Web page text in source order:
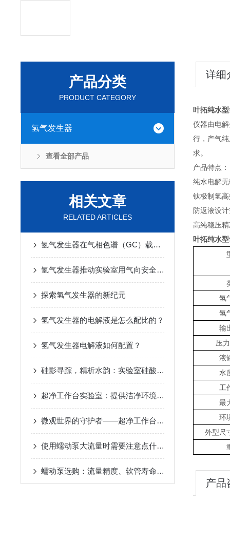
产品分类
PRODUCT CATEGORY
氢气发生器
查看全部产品
相关文章
RELATED ARTICLES
氢气发生器在气相色谱（GC）载气与检测器气源中的核心作用
氢气发生器推动实验室用气向安全化发展
探索氢气发生器的新纪元
氢气发生器的电解液是怎么配比的？
氢气发生器电解液如何配置？
硅影寻踪，精析水韵：实验室硅酸根测定仪的创新之路
超净工作台实验室：提供洁净环境的高效科研平台
微观世界的守护者——超净工作台在现代实验室的革新应用
使用蠕动泵大流量时需要注意点什么？
蠕动泵选购：流量精度、软管寿命的关键考量
详细
叶拓纯水
仪器由电
行，产气
求。
产品特点：
纯水电解
钛极制氢
防返液设
高纯稳压
叶拓纯水
氢
氢
输
压
液
水
工
最
环
外型尺
产品